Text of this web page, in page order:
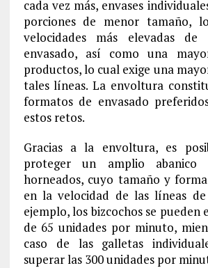
cada vez más, envases
porciones de menor tamaño,
velocidades más elevadas
envasado, así como una
productos, lo cual exige una
tales líneas. La envoltura
formatos de envasado
estos retos.
Gracias a la envoltura, es
proteger un amplio abanico
horneados, cuyo tamaño y
en la velocidad de las líneas de
ejemplo, los bizcochos se pueden
de 65 unidades por minuto,
caso de las galletas
superar las 300 unidades por